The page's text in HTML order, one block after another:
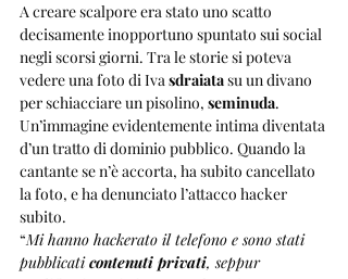
A creare scalpore era stato uno scatto
decisamente inopportuno spuntato sui social
negli scorsi giorni. Tra le storie si poteva
vedere una foto di Iva sdraiata su un divano
per schiacciare un pisolino, seminuda.
Un’immagine evidentemente intima diventata
d’un tratto di dominio pubblico. Quando la
cantante se n’è accorta, ha subito cancellato
la foto, e ha denunciato l’attacco hacker
subito.
“Mi hanno hackerato il telefono e sono stati
pubblicati contenuti privati, seppur